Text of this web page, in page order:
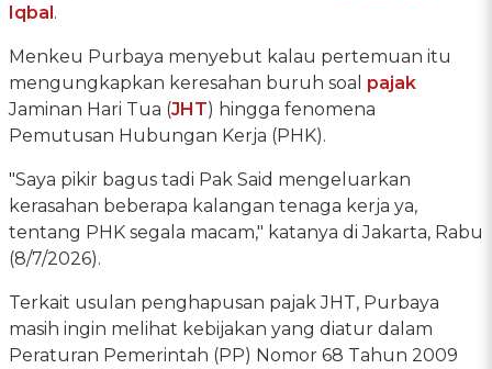
Iqbal.
Menkeu Purbaya menyebut kalau pertemuan itu
mengungkapkan keresahan buruh soal pajak
Jaminan Hari Tua (JHT) hingga fenomena
Pemutusan Hubungan Kerja (PHK).
"Saya pikir bagus tadi Pak Said mengeluarkan
kerasahan beberapa kalangan tenaga kerja ya,
tentang PHK segala macam," katanya di Jakarta, Rabu
(8/7/2026).
Terkait usulan penghapusan pajak JHT, Purbaya
masih ingin melihat kebijakan yang diatur dalam
Peraturan Pemerintah (PP) Nomor 68 Tahun 2009